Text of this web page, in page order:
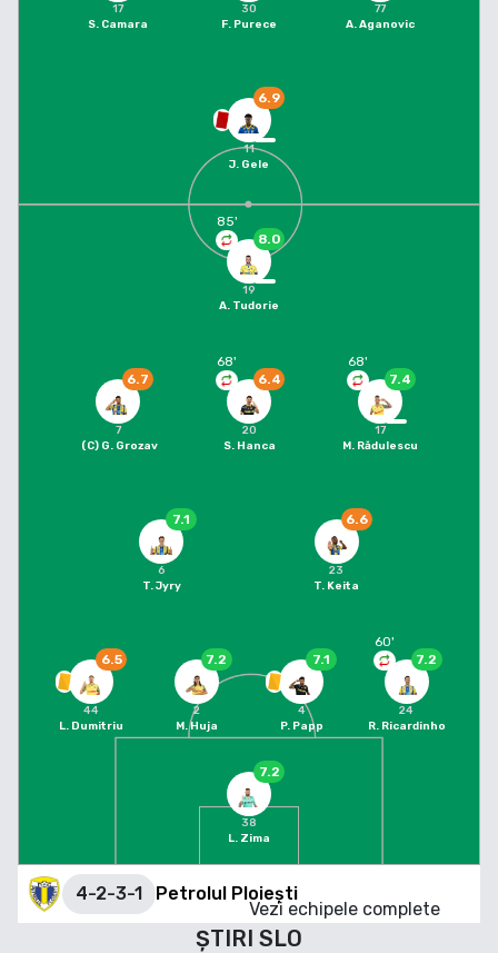
17
S. Camara
30
F. Purece
77
A. Aganovic
6.9
11
J. Gele
8.0
85'
19
A. Tudorie
6.7
7
(C) G. Grozav
6.4
68'
20
S. Hanca
7.4
68'
17
M. Rădulescu
7.1
6
T. Jyry
6.6
23
T. Keita
6.5
44
L. Dumitriu
7.2
2
M. Huja
7.1
4
P. Papp
7.2
60'
24
R. Ricardinho
7.2
38
L. Zima
4-2-3-1 Petrolul Ploiești
Vezi echipele complete
ȘTIRI SLO